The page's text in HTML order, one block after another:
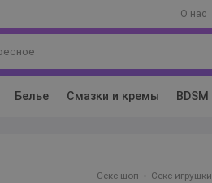
О нас
Белье Смазки и кремы BDSM
Секс шоп Секс-игрушки